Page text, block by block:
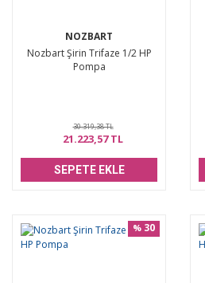
NOZBART
Nozbart Şirin Trifaze 1/2 HP
Pompa
30.319,38 TL
21.223,57 TL
SEPETE EKLE
% 30